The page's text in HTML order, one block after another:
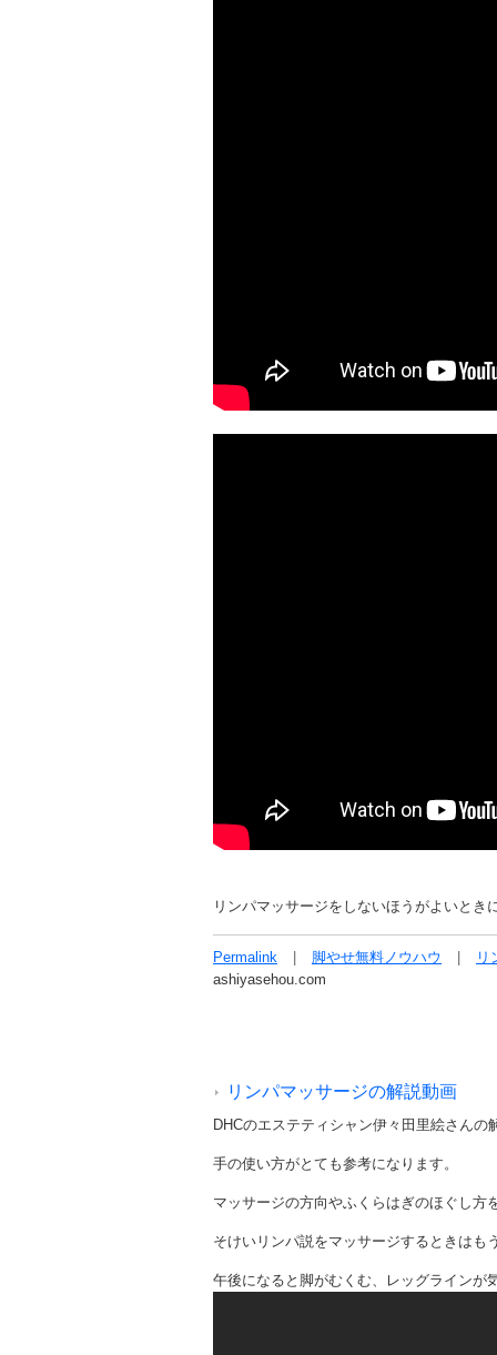
リンパマッサージをしないほうがよいと
Permalink 脚やせ無料ノウハウ
リ
ashiyasehou.com
リンパマッサージの解説動画
DHCのエステティシャン伊々田里絵さんの
手の使い方がとても参考になります。
マッサージの方向やふくらはぎのほぐし方
そけいリンパ説をマッサージするときはも
午後になると脚がむくむ、レッグラインが